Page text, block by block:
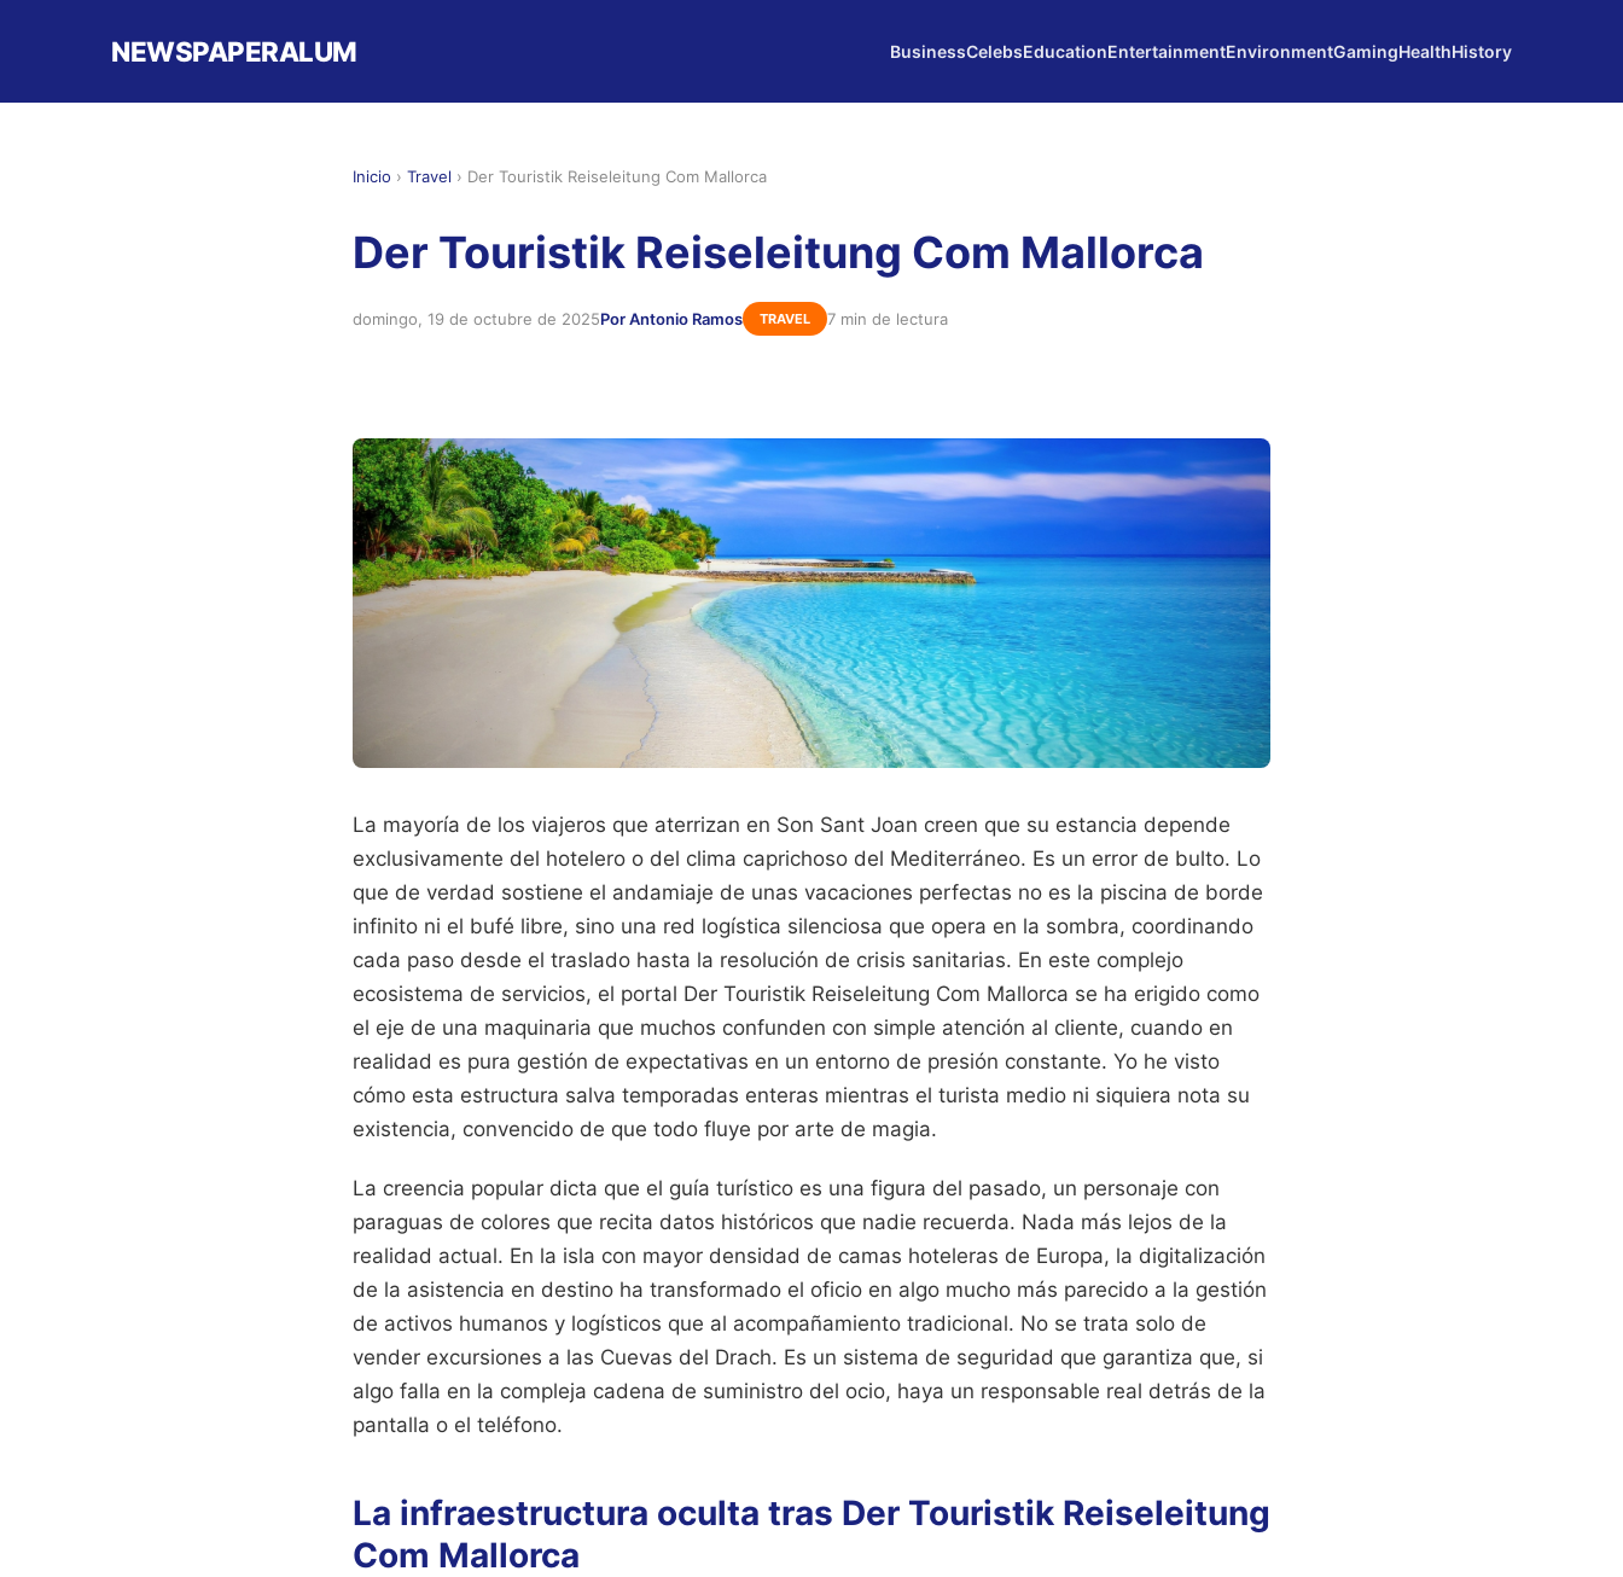
NEWSPAPERALUM BusinessCelebsEducationEntertainmentEnvironmentGamingHealthHistory
Inicio › Travel › Der Touristik Reiseleitung Com Mallorca
Der Touristik Reiseleitung Com Mallorca
domingo, 19 de octubre de 2025Por Antonio Ramos TRAVEL 7 min de lectura
La mayoría de los viajeros que aterrizan en Son Sant Joan creen que su estancia depende
exclusivamente del hotelero o del clima caprichoso del Mediterráneo. Es un error de bulto. Lo
que de verdad sostiene el andamiaje de unas vacaciones perfectas no es la piscina de borde
infinito ni el bufé libre, sino una red logística silenciosa que opera en la sombra, coordinando
cada paso desde el traslado hasta la resolución de crisis sanitarias. En este complejo
ecosistema de servicios, el portal Der Touristik Reiseleitung Com Mallorca se ha erigido como
el eje de una maquinaria que muchos confunden con simple atención al cliente, cuando en
realidad es pura gestión de expectativas en un entorno de presión constante. Yo he visto
cómo esta estructura salva temporadas enteras mientras el turista medio ni siquiera nota su
existencia, convencido de que todo fluye por arte de magia.
La creencia popular dicta que el guía turístico es una figura del pasado, un personaje con
paraguas de colores que recita datos históricos que nadie recuerda. Nada más lejos de la
realidad actual. En la isla con mayor densidad de camas hoteleras de Europa, la digitalización
de la asistencia en destino ha transformado el oficio en algo mucho más parecido a la gestión
de activos humanos y logísticos que al acompañamiento tradicional. No se trata solo de
vender excursiones a las Cuevas del Drach. Es un sistema de seguridad que garantiza que, si
algo falla en la compleja cadena de suministro del ocio, haya un responsable real detrás de la
pantalla o el teléfono.
La infraestructura oculta tras Der Touristik Reiseleitung
Com Mallorca